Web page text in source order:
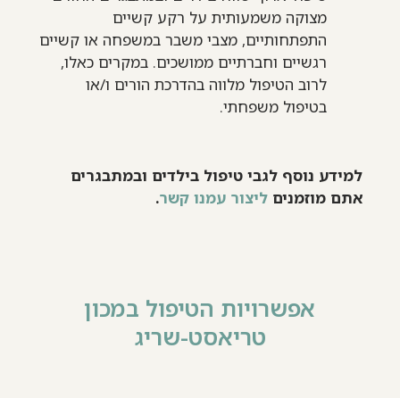
מצוקה משמעותית על רקע קשיים
התפתחותיים, מצבי משבר במשפחה או קשיים
רגשיים וחברתיים ממושכים. במקרים כאלו,
לרוב הטיפול מלווה בהדרכת הורים ו/או
בטיפול משפחתי.
למידע נוסף לגבי טיפול בילדים ובמתבגרים
אתם מוזמניםליצור עמנו קשר.
אפשרויות הטיפול במכון
טריאסט-שריג